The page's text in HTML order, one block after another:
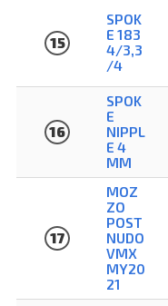
15
SPOK
E 183
4/3,3
/4
16
SPOK
E
NIPPL
E 4
MM
17
MOZ
ZO
POST
NUDO
VMX
MY20
21